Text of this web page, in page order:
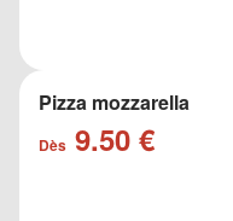
Pizza mozzarella
Dès 9.50 €